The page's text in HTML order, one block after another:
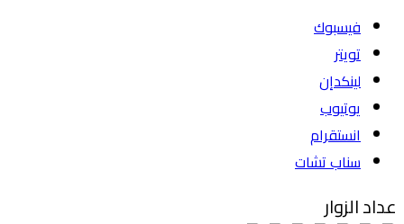
فيسبوك
تويتر
لينكدإن
يوتيوب
انستقرام
سناب تشات
عداد الزوار